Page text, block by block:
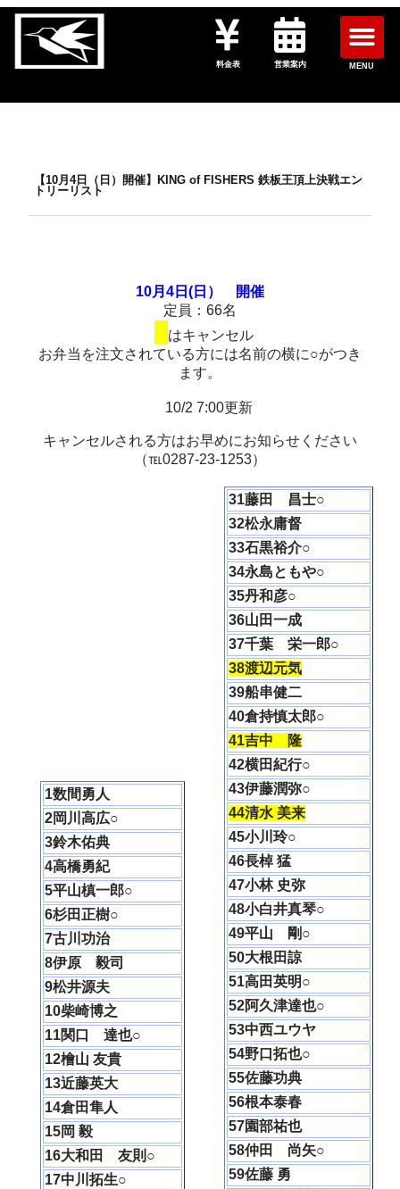
料金表 営業案内 MENU
【10月4日（日）開催】KING of FISHERS 鉄板王頂上決戦エン
トリーリスト
10月4日(日） 開催
定員：66名
はキャンセル
お弁当を注文されている方には名前の横に○がつき
ます。
10/2 7:00更新
キャンセルされる方はお早めにお知らせください
（℡0287-23-1253）
1数間勇人
2岡川高広○
3鈴木佑典
4高橋勇紀
5平山槙一郎○
6杉田正樹○
7古川功治
8伊原 毅司
9松井源夫
10柴崎博之
11関口 達也○
12檜山 友貴
13近藤英大
14倉田隼人
15岡 毅
16大和田 友則○
17中川拓生○
31藤田 昌士○
32松永庸督
33石黒裕介○
34永島ともや○
35丹和彦○
36山田一成
37千葉 栄一郎○
38渡辺元気
39船串健二
40倉持慎太郎○
41吉中 隆
42横田紀行○
43伊藤潤弥○
44清水 美来
45小川玲○
46長棹 猛
47小林 史弥
48小白井真琴○
49平山 剛○
50大根田諒
51高田英明○
52阿久津達也○
53中西ユウヤ
54野口拓也○
55佐藤功典
56根本泰春
57園部祐也
58仲田 尚矢○
59佐藤 勇